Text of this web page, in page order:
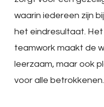
waarin iedereen zijn
het eindresultaat.
teamwork maakt de
leerzaam, maar ook
voor alle betrokkenen.